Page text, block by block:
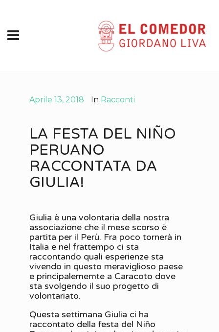
Aprile 13, 2018 In Racconti
LA FESTA DEL NIÑO
PERUANO
RACCONTATA DA
GIULIA!
Giulia è una volontaria della nostra
associazione che il mese scorso è
partita per il Perù. Fra poco tornerà in
Italia e nel frattempo ci sta
raccontando quali esperienze sta
vivendo in questo meraviglioso paese
e principalememte a Caracoto dove
sta svolgendo il suo progetto di
volontariato.
Questa settimana Giulia ci ha
raccontato della festa del Niño